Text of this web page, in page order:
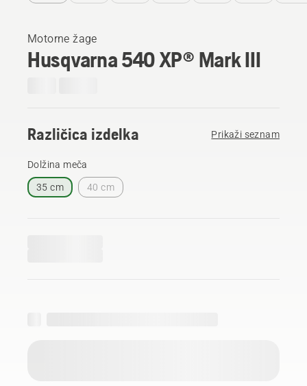
Motorne žage
Husqvarna 540 XP® Mark III
Različica izdelka Prikaži seznam
Dolžina meča
35 cm 40 cm